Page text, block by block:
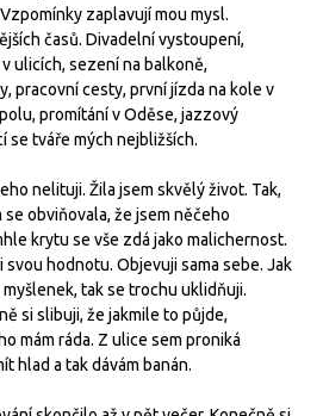
zaplavují mou mysl.
časů. Divadelní vystoupení,
ulicích, sezení na balkoně,
pracovní cesty, první jízda na kole v
promítání v Oděse, jazzový
se tváře mých nejbližších.
nelituji. Žila jsem skvělý život. Tak,
obviňovala, že jsem něčeho
krytu se vše zdá jako malichernost.
svou hodnotu. Objevuji sama sebe. Jak
tak se trochu uklidňuji.
si slibuji, že jakmile to půjde,
mám ráda. Z ulice sem proniká
hlad a tak dávám banán.